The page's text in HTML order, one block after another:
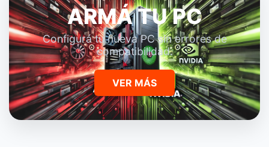
ARMÁ TU PC
Configurá tu nueva PC sin errores de
compatibilidad.
VER MÁS